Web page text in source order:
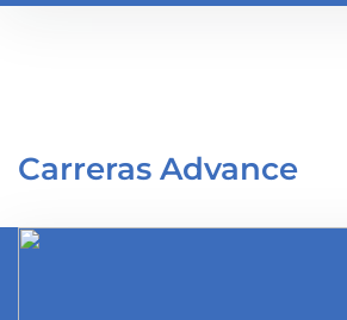
Carreras Advance